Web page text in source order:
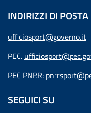
INDIRIZZI DI
ufficiosport@governo.it
PEC:
PEC PNRR:
SEGUICI SU